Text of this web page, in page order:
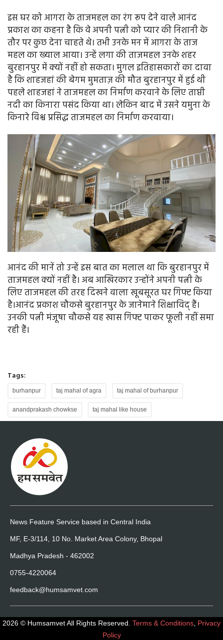
इस घर को आगरा के ताजमहल का रंग रूप देने वाले आनंद
प्रकाश का कहना है कि वे अपनी पत्नी को प्यार की निशानी के
तौर पर कुछ देना चाहते थे। तभी उनके मन में आगरा के ताज
महल का ख्याल आया। उन्हें लगा की ताजमहल उनके शहर
बुरहानपुर में क्यों नहीं हो सकता। मुगल इतिहासकारों का दावा
है कि शाहजहां की बेगम मुमताज़ की मौत बुरहानपुर में हुई थी
पहले शाहजहां ने ताजमहल का निर्माण करवाने के लिए ताप्ती
नदी का किनारा पसंद किया था। लेकिन बाद में उसने यमुना के
किनारे विश्व प्रसिद्ध ताजमहल का निर्माण करवाया।
आनंद की मानें तो उन्हें इस बात का मलाल था कि बुरहानपुर में
ताजमहल क्यों नहीं है। अब आखिरकार उन्होंने अपनी पत्नी के
लिए ताजमहल की तरह दिखने वाला खूबसूरत घर गिफ्ट किया
है।आनंद प्रकाश चौकसे बुरहानपुर के जानेमाने शिक्षाविद् हैं।
उनकी पत्नी मंजूषा चौकसे यह खास गिफ्ट पाकर फूली नहीं समा
रही हैं।
Tags:
burhanpur taj mahal of agra taj mahal of burhanpur
anandprakash chowkse taj mahal like house
News Feature Service based in Central India
MF, E-3/114, 10 No. Market Area Colony, Bhopal
Madhya Pradesh - 462002
0755-4220064
feedback@humsamvet.com
2026 © Humsamvet All Rights Reserved. Terms & Conditions Privacy
Policy